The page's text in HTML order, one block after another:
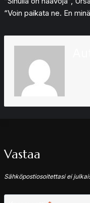
“Voin paikata ne. En
Vastaa
Sähköpostiosoitettasi ei